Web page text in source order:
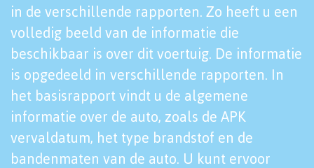
in de verschillende rapporten. Zo heeft u een
volledig beeld van de informatie die
beschikbaar is over dit voertuig. De informatie
is opgedeeld in verschillende rapporten. In
het basisrapport vindt u de algemene
informatie over de auto, zoals de APK
vervaldatum, het type brandstof en de
bandenmaten van de auto. U kunt ervoor